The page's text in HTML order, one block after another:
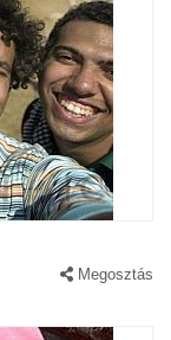
Megosztás